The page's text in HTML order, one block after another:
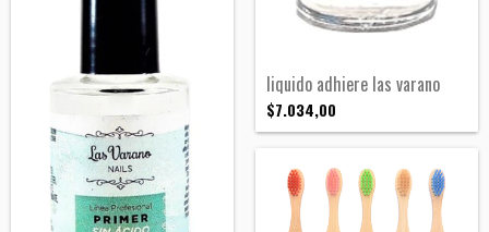
liquido adhiere las varano
$7.034,00